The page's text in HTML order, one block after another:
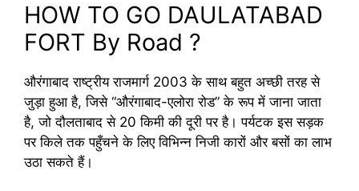
HOW TO GO DAULATABAD
FORT By Road ?
औरंगाबाद राष्ट्रीय राजमार्ग 2003 के साथ बहुत अच्छी तरह से
जुड़ा हुआ है, जिसे “औरंगाबाद-एलोरा रोड” के रूप में जाना जाता
है, जो दौलताबाद से 20 किमी की दूरी पर है। पर्यटक इस सड़क
पर किले तक पहुँचने के लिए विभिन्न निजी कारों और बसों का लाभ
उठा सकते हैं।